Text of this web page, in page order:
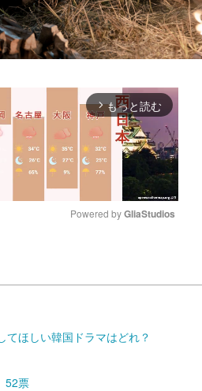
arrow_forward_ios もっと読む
Powered by GliaStudios
てほしい韓国ドラマはどれ？
52票